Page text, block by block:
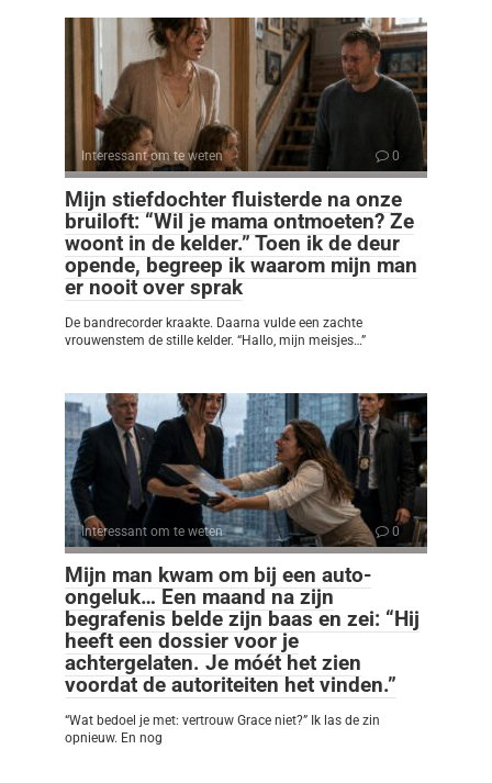
Interessant om te weten 0
Mijn stiefdochter fluisterde na onze
bruiloft: “Wil je mama ontmoeten? Ze
woont in de kelder.” Toen ik de deur
opende, begreep ik waarom mijn man
er nooit over sprak
De bandrecorder kraakte. Daarna vulde een zachte
vrouwenstem de stille kelder. “Hallo, mijn meisjes…”
Interessant om te weten 0
Mijn man kwam om bij een auto-
ongeluk… Een maand na zijn
begrafenis belde zijn baas en zei: “Hij
heeft een dossier voor je
achtergelaten. Je móét het zien
voordat de autoriteiten het vinden.”
“Wat bedoel je met: vertrouw Grace niet?” Ik las de zin
opnieuw. En nog